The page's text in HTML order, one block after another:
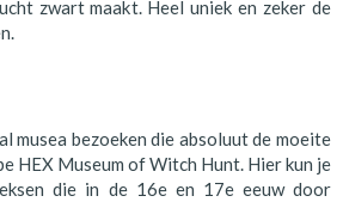
zwart maakt. Heel uniek en zeker de
musea bezoeken die absoluut de moeite
HEX Museum of Witch Hunt. Hier kun je
die in de 16e en 17e eeuw door